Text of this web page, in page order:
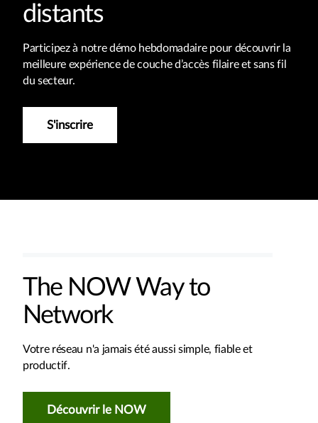
distants
Participez à notre démo hebdomadaire pour découvrir la
meilleure expérience de couche d’accès filaire et sans fil
du secteur.
S'inscrire
The NOW Way to
Network
Votre réseau n'a jamais été aussi simple, fiable et
productif.
Découvrir le NOW